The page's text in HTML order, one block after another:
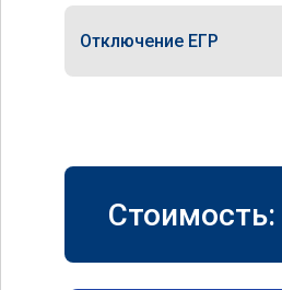
Отключение ЕГР
Стоимость: